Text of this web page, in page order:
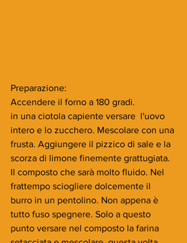
Preparazione:
Accendere il forno a 180 gradi.
in una ciotola capiente versare  l'uovo
intero e lo zucchero. Mescolare con una
frusta. Aggiungere il pizzico di sale e la
scorza di limone finemente grattugiata.
Il composto che sarà molto fluido. Nel
frattempo sciogliere dolcemente il
burro in un pentolino. Non appena è
tutto fuso spegnere. Solo a questo
punto versare nel composto la farina